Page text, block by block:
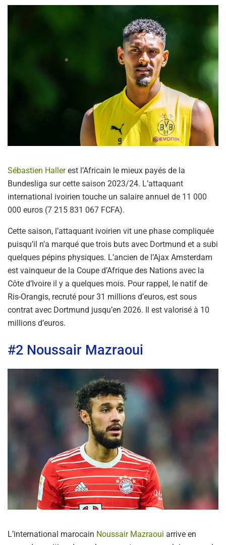
Sébastien Hallerest l’Africain le mieux payés de la
Bundesliga sur cette saison 2023/24. L’attaquant
international ivoirien touche un salaire annuel de 11 000
000 euros (7 215 831 067 FCFA).
Cette saison, l’attaquant ivoirien vit une phase compliquée
puisqu’il n’a marqué que trois buts avec Dortmund et a subi
quelques pépins physiques. L’ancien de l’Ajax Amsterdam
est vainqueur de la Coupe d’Afrique des Nations avec la
Côte d’Ivoire il y a quelques mois. Pour rappel, le natif de
Ris-Orangis, recruté pour 31 millions d’euros, est sous
contrat avec Dortmund jusqu’en 2026. Il est valorisé à 10
millions d’euros.
#2 Noussair Mazraoui
L’international marocain Noussair Mazraoui arrive en